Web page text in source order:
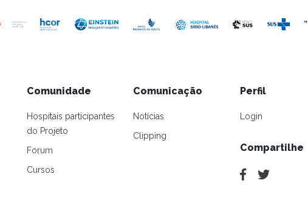
Comunidade
Hospitais participantes
do Projeto
Forum
Cursos
Comunicação
Notícias
Clipping
Perfil
Login
Compartilhe